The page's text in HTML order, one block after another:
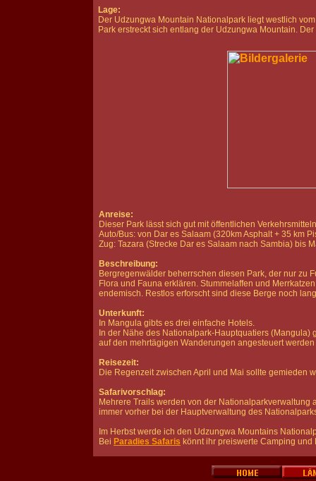
Lage:
Der Udzungwa Mountain Nationalpark liegt westlich
Park erstreckt sich entlang der Udzungwa Mountain.
Anreise:
Dieser Park lässt sich gut mit öffentlichen
Auto/Bus: von Dar es Salaam (320km Asphalt + 35 km
Zug: Tazara (Strecke Dar es Salaam nach Sambia) bis
Beschreibung:
Bergregenwälder beherrschen diesen Park, der nur zu
Flora und Fauna erklären. Stummelaffen und
endemisch. Restlos erforscht sind diese Berge noch
Unterkunft:
In Mangula gibts es drei einfache Hotels.
In der Nähe des Nationalpark-Hauptquatiers
auf den mehrtägigen Wanderungen angesteuert
Reisezeit:
Die Regenzeit zwischen April und Mai sollte gemieden
Safarivorschlag:
Mehrere Trails werden von der
immer vorher bei der Hauptverwaltung des
Im Herbst werde ich den Udzungwa Mountains
Bei Paradies Safaris könnt ihr preiswerte Camping